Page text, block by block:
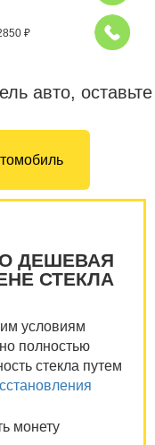
₽
авто, оставьте
ДЕШЕВАЯ
СТЕКЛА
условиям
полностью
стекла путем
монету